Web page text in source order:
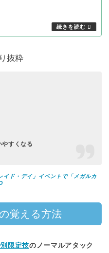
抜粋
やすくなる
イド・デイ」イベントで「メガルカ
覚える方法
限定技のノーマルアタック